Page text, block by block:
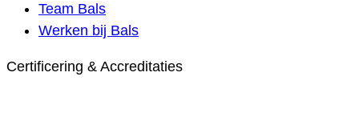
Team Bals
Werken bij Bals
Certificering & Accreditaties